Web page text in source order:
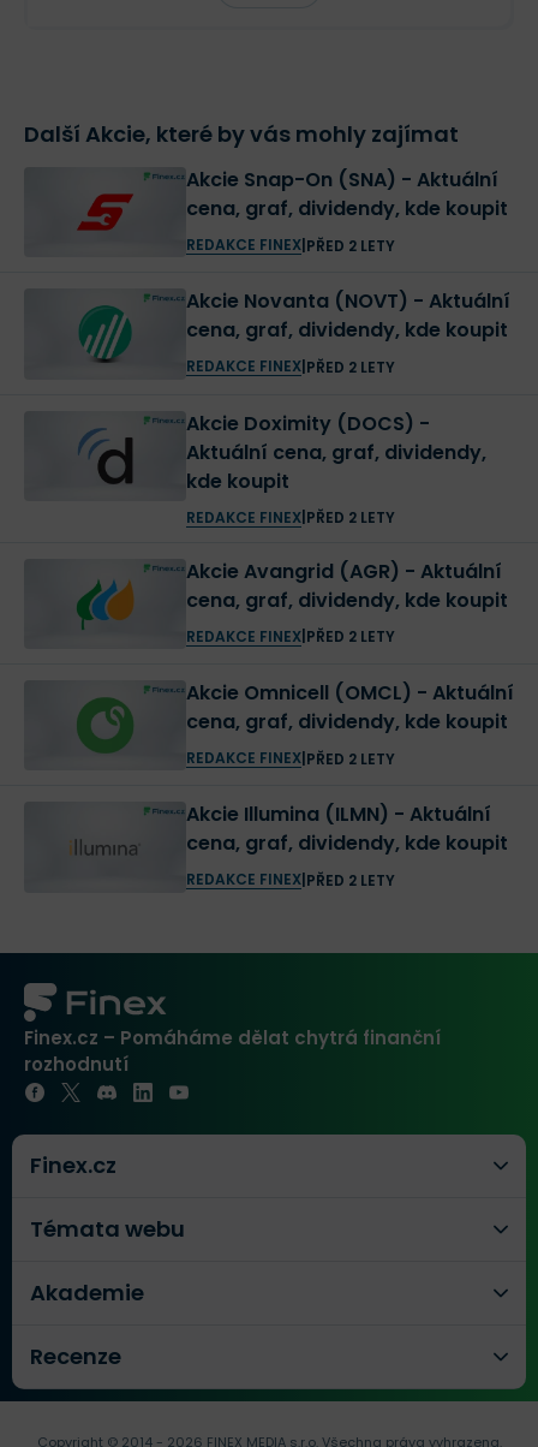
Další Akcie, které by vás mohly zajímat
Akcie Snap-On (SNA) - Aktuální
cena, graf, dividendy, kde koupit
REDAKCE FINEX| PŘED 2 LETY
Akcie Novanta (NOVT) - Aktuální
cena, graf, dividendy, kde koupit
REDAKCE FINEX| PŘED 2 LETY
Akcie Doximity (DOCS) -
Aktuální cena, graf, dividendy,
kde koupit
REDAKCE FINEX| PŘED 2 LETY
Akcie Avangrid (AGR) - Aktuální
cena, graf, dividendy, kde koupit
REDAKCE FINEX| PŘED 2 LETY
Akcie Omnicell (OMCL) - Aktuální
cena, graf, dividendy, kde koupit
REDAKCE FINEX| PŘED 2 LETY
Akcie Illumina (ILMN) - Aktuální
cena, graf, dividendy, kde koupit
REDAKCE FINEX| PŘED 2 LETY
Finex.cz – Pomáháme dělat chytrá finanční
rozhodnutí
Finex.cz
Témata webu
Akademie
Recenze
Copyright © 2014 - 2026 FINEX MEDIA s.r.o.Všechna práva vyhrazena.